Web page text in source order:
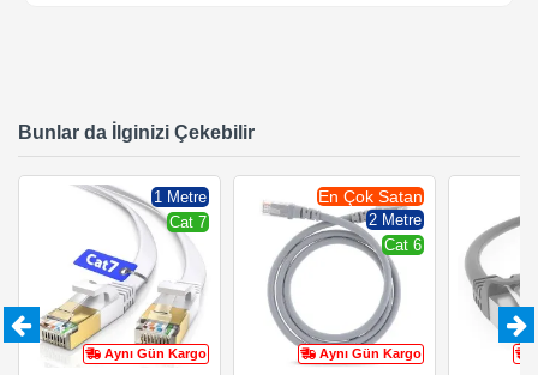
Bunlar da İlginizi Çekebilir
Aynı Gün Kargo
1 Metre
Cat 7
Aynı Gün Kargo
En Çok Satan
2 Metre
Cat 6